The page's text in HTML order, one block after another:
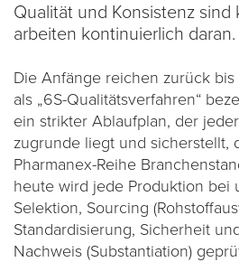
Qualität und Konsistenz sind
arbeiten kontinuierlich daran.
Die Anfänge reichen zurück
als „6S-Qualitätsverfahren“
ein strikter Ablaufplan, der
zugrunde liegt und sicherstellt,
Pharmanex-Reihe
heute wird jede Produktion bei
Selektion, Sourcing
Standardisierung, Sicherheit
Nachweis (Substantiation)